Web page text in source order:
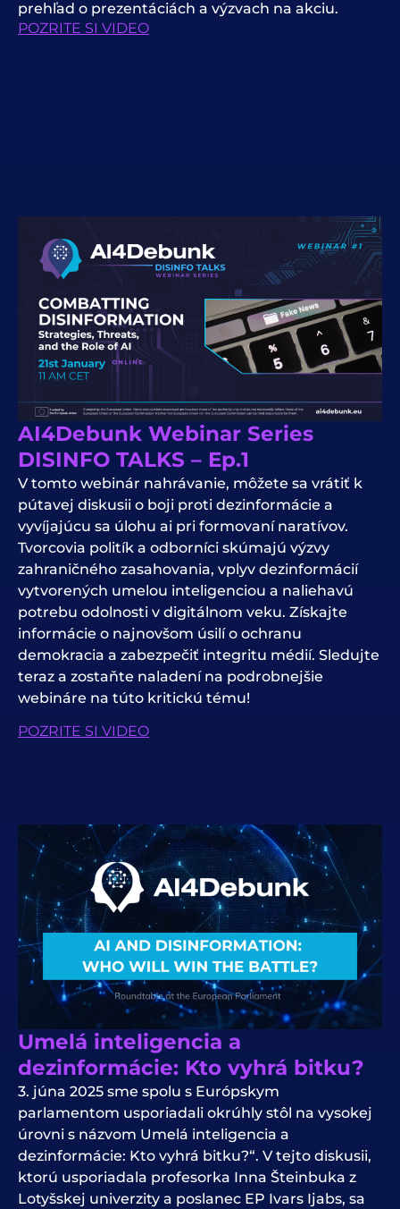
prehľad o prezentáciách a výzvach na akciu.
POZRITE SI VIDEO
AI4Debunk Webinar Series
DISINFO TALKS – Ep.1
V tomto webinár nahrávanie, môžete sa vrátiť k
pútavej diskusii o boji proti dezinformácie a
vyvíjajúcu sa úlohu ai pri formovaní naratívov.
Tvorcovia politík a odborníci skúmajú výzvy
zahraničného zasahovania, vplyv dezinformácií
vytvorených umelou inteligenciou a naliehavú
potrebu odolnosti v digitálnom veku. Získajte
informácie o najnovšom úsilí o ochranu
demokracia a zabezpečiť integritu médií. Sledujte
teraz a zostaňte naladení na podrobnejšie
webináre na túto kritickú tému!
POZRITE SI VIDEO
Umelá inteligencia a
dezinformácie: Kto vyhrá bitku?
3. júna 2025 sme spolu s Európskym
parlamentom usporiadali okrúhly stôl na vysokej
úrovni s názvom Umelá inteligencia a
dezinformácie: Kto vyhrá bitku?“. V tejto diskusii,
ktorú usporiadala profesorka Inna Šteinbuka z
Lotyšskej univerzity a poslanec EP Ivars Ijabs, sa